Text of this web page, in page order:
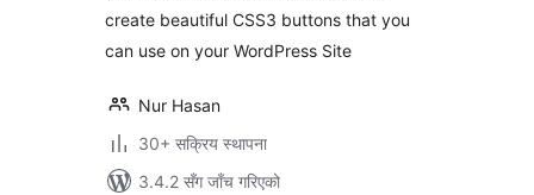
create beautiful CSS3 buttons that you
can use on your WordPress Site
Nur Hasan
30+ सक्रिय स्थापना
3.4.2 सँग जाँच गरिएको